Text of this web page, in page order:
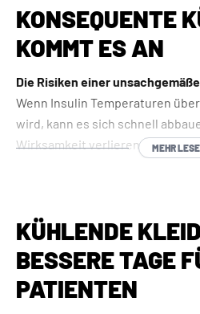
Lesen Sie die vollständige
MEHR
KONSEQUENTE
KOMMT ES AN
Die Risiken einer
Wenn Insulin Temperaturen
wird, kann es sich schnell
Wirksamkeit verlieren. Dies
unter 2 °C ausgesetzt werden,
Struktur und Wirksamkeit
Die Lagerung von Insulin bei 15
KÜHLENDE
BESSERE TAGE
PATIENTEN